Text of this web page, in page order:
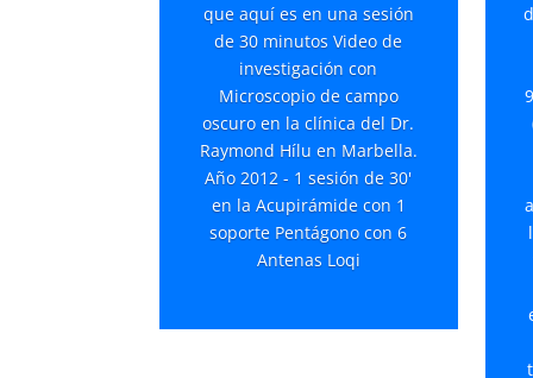
que aquí es en una sesión
de 30 minutos Video de
investigación con
Microscopio de campo
oscuro en la clínica del Dr.
Raymond Hílu en Marbella.
Año 2012 - 1 sesión de 30'
en la Acupirámide con 1
soporte Pentágono con 6
Antenas Loqi